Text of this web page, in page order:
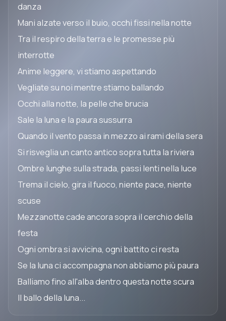
danza
Mani alzate verso il buio, occhi fissi nella notte
Tra il respiro della terra e le promesse più
interrotte
Anime leggere, vi stiamo aspettando
Vegliate su noi mentre stiamo ballando
Occhi alla notte, la pelle che brucia
Sale la luna e la paura sussurra
Quando il vento passa in mezzo ai rami della sera
Si risveglia un canto antico sopra tutta la riviera
Ombre lunghe sulla strada, passi lenti nella luce
Trema il cielo, gira il fuoco, niente pace, niente
scuse
Mezzanotte cade ancora sopra il cerchio della
festa
Ogni ombra si avvicina, ogni battito ci resta
Se la luna ci accompagna non abbiamo più paura
Balliamo fino all'alba dentro questa notte scura
Il ballo della luna...